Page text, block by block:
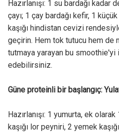
Hazırlanışı: 1 su bardağı
çayı; 1 çay bardağı kefir, 1
kaşığı hindistan cevizi
geçirin. Hem tok tutucu hem de
tutmaya yarayan bu smoothie'yi
edebilirsiniz.
Güne proteinli bir başlangıç:
Hazırlanışı: 1 yumurta, ek
kaşığı lor peyniri, 2 yemek